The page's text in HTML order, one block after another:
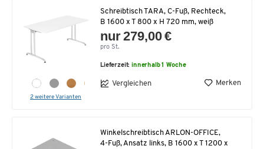
2 weitere Varianten
Schreibtisch TARA, C-Fuß, Rechteck,
B 1600 x T 800 x H 720 mm, weiß
nur 279,00 €
pro St.
Lieferzeit:innerhalb 1 Woche
Vergleichen Merken
Winkelschreibtisch ARLON-OFFICE,
4-Fuß, Ansatz links, B 1600 x T 1200 x